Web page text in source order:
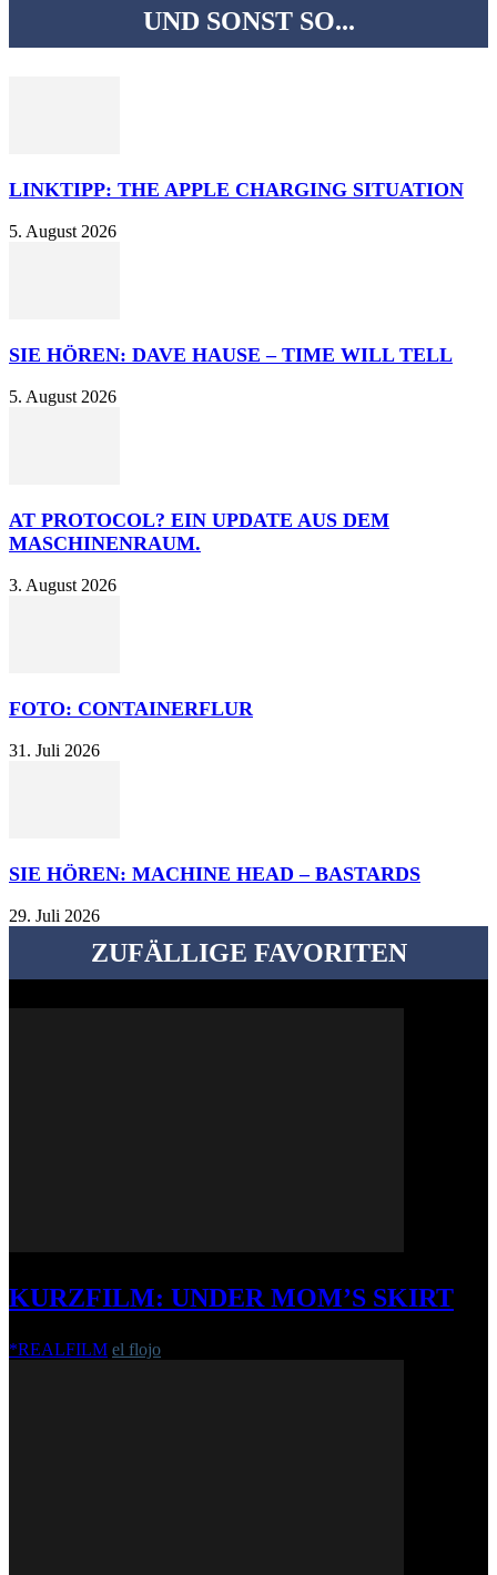
UND SONST SO...
LINKTIPP: THE APPLE CHARGING SITUATION
5. August 2026
SIE HÖREN: DAVE HAUSE – TIME WILL TELL
5. August 2026
AT PROTOCOL? EIN UPDATE AUS DEM
MASCHINENRAUM.
3. August 2026
FOTO: CONTAINERFLUR
31. Juli 2026
SIE HÖREN: MACHINE HEAD – BASTARDS
29. Juli 2026
ZUFÄLLIGE FAVORITEN
KURZFILM: UNDER MOM’S SKIRT
*REALFILM el flojo